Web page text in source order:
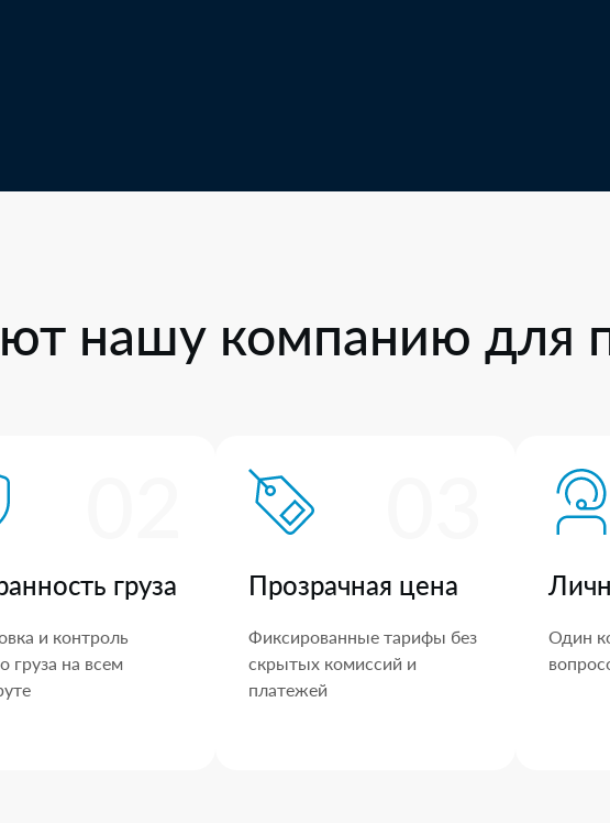
нашу компанию для
груза
и контроль
груза на всем
Прозрачная цена
Фиксированные тарифы без
скрытых комиссий и
платежей
Один